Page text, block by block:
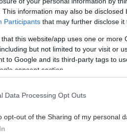
This information may also be
Participants that may further disclose it
that this website/app uses one or
but not limited to your visit or
to Google and its third-party tags to
consent section.
Data Processing Opt Outs
opt-out of the Sharing of my personal
νικοτίνη είναι
ουσία που
Τετάρτη, 01
επιστημονική
Τα ηλεκτρονικά